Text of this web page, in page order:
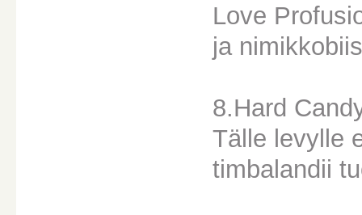
Love
ja
8.Hard
Tälle levylle
timbalandii